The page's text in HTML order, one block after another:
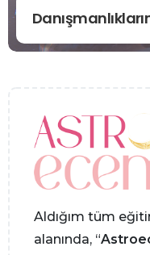
Aldığım tüm
alanında, “